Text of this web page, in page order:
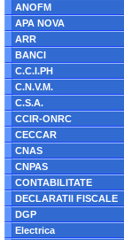
ANOFM
APA NOVA
ARR
BANCI
C.C.I.PH
C.N.V.M.
C.S.A.
CCIR-ONRC
CECCAR
CNAS
CNPAS
CONTABILITATE
DECLARATII FISCALE
DGP
Electrica